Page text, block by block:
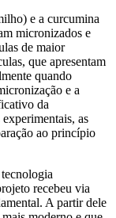
e a curcumina
micronizados e
de maior
que apresentam
quando
e a
da
as
ao princípio
recebeu via
A partir dele